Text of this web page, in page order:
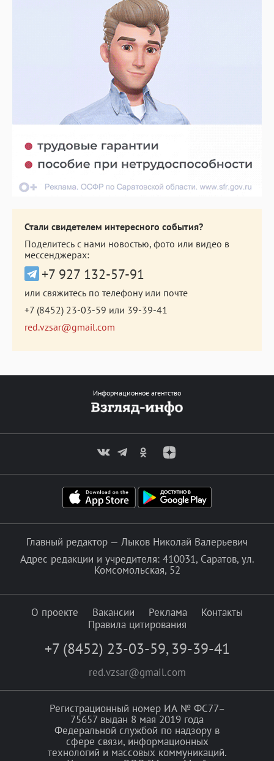
Стали свидетелем интересного события?
Поделитесь с нами новостью, фото или видео в
мессенджерах:
+7 927 132-57-91
или свяжитесь по телефону или почте
+7 (8452) 23-03-59 или 39-39-41
red.vzsar@gmail.com
Информационное агентство
Главный редактор — Лыков Николай Валерьевич
Адрес редакции и учредителя: 410031, Саратов, ул.
Комсомольская, 52
О проекте Вакансии Реклама
Контакты
Правила цитирования
+7 (8452) 23-03-59, 39-39-41
red.vzsar@gmail.com
Регистрационный номер ИА № ФС77–
75657 выдан 8 мая 2019 года
Федеральной службой по надзору в
сфере связи, информационных
технологий и массовых коммуникаций.